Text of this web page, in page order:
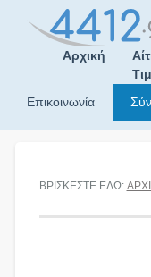
Αρχική
Επικοινωνία
ΒΡΙΣΚΕΣΤΕ ΕΔΩ: